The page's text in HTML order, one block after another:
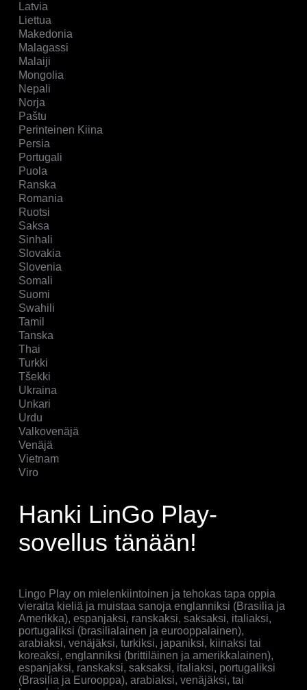
Latvia
Liettua
Makedonia
Malagassi
Malaiji
Mongolia
Nepali
Norja
Paštu
Perinteinen Kiina
Persia
Portugali
Puola
Ranska
Romania
Ruotsi
Saksa
Sinhali
Slovakia
Slovenia
Somali
Suomi
Swahili
Tamil
Tanska
Thai
Turkki
Tšekki
Ukraina
Unkari
Urdu
Valkovenäjä
Venäjä
Vietnam
Viro
Hanki LinGo Play-
sovellus tänään!
Lingo Play on mielenkiintoinen ja tehokas tapa oppia
vieraita kieliä ja muistaa sanoja englanniksi (Brasilia ja
Amerikka), espanjaksi, ranskaksi, saksaksi, italiaksi,
portugaliksi (brasilialainen ja eurooppalainen),
arabiaksi, venäjäksi, turkiksi, japaniksi, kiinaksi tai
koreaksi, englanniksi (brittiläinen ja amerikkalainen),
espanjaksi, ranskaksi, saksaksi, italiaksi, portugaliksi
(Brasilia ja Eurooppa), arabiaksi, venäjäksi, tai